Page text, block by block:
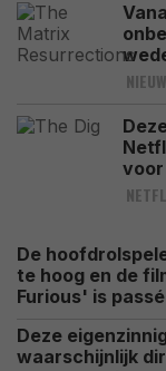
De
te hoog en de
Furious' is passé
Deze
waarschijnlijk